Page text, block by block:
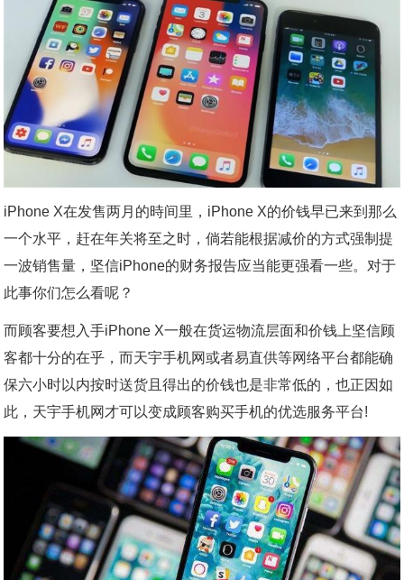
iPhone X在发售两月的時间里，iPhone X的价钱早已来到那么
一个水平，赶在年关将至之时，倘若能根据减价的方式强制提
一波销售量，坚信iPhone的财务报告应当能更强看一些。对于
此事你们怎么看呢？
而顾客要想入手iPhone X一般在货运物流层面和价钱上坚信顾
客都十分的在乎，而天宇手机网或者易直供等网络平台都能确
保六小时以内按时送货且得出的价钱也是非常低的，也正因如
此，天宇手机网才可以变成顾客购买手机的优选服务平台!